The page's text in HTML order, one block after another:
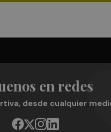
en redes
desde cualquier